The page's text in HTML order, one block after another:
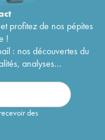
profitez de nos pépites
!
: nos découvertes du
analyses...
des